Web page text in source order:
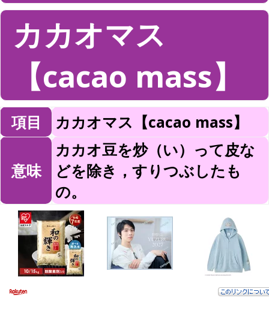
カカオマス
【cacao mass】
項目 カカオマス【cacao mass】
意味
カカオ豆を炒（い）って皮な
どを除き，すりつぶしたも
の。